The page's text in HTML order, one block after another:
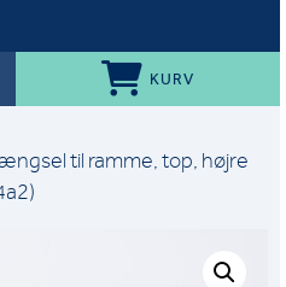
KURV
til ramme, top, højre